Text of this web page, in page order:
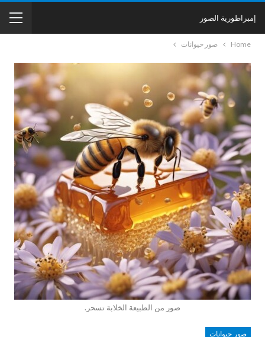
إمبراطورية الصور
Home صور حيوانات
صور من الطبيعة الخلابة تسحر.
صور حيوانات